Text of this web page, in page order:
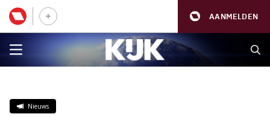
AANMELDEN
Nieuws